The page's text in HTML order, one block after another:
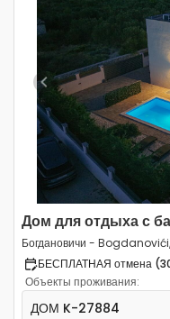
Previous
Дом для отдыха с
Богдановичи -
БЕСПЛАТНАЯ отмена
Объекты проживания:
ДОМ K-27884